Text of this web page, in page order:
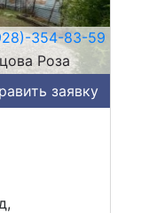
354-83-59
Роза
заявку